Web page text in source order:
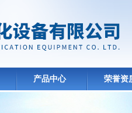
产品中心 荣誉资